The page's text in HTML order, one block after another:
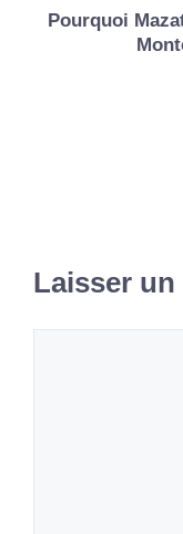
Pourquoi
Laisser